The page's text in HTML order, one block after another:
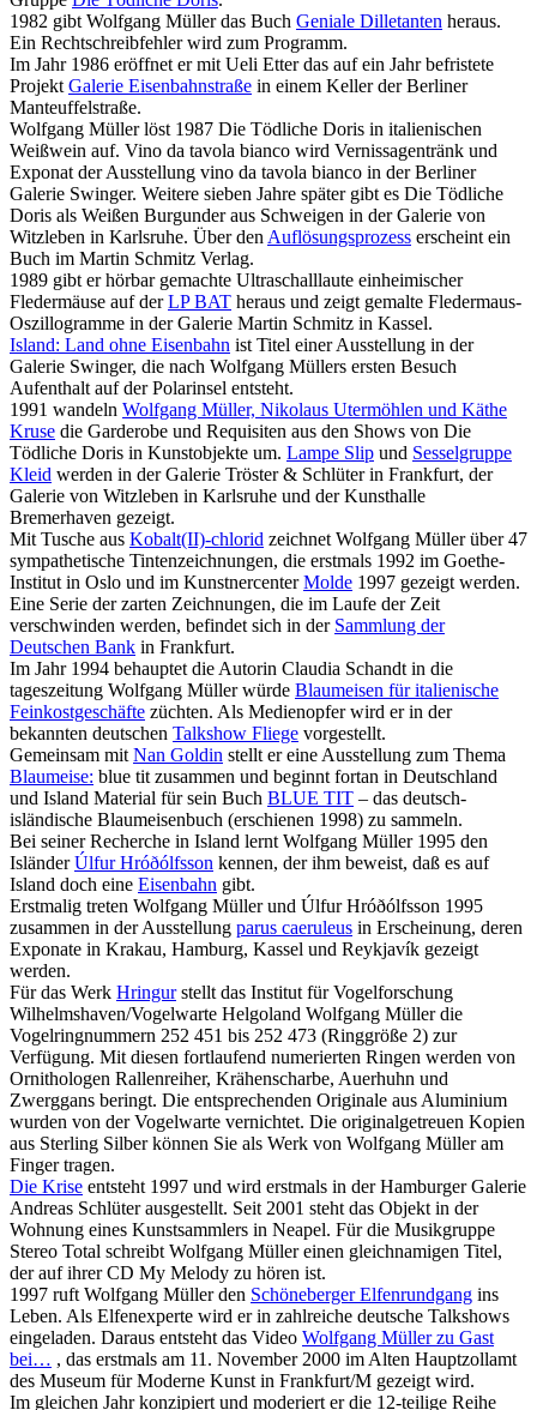
1982 gibt Wolfgang Müller das Buch Geniale Dilletanten heraus.
Ein Rechtschreibfehler wird zum Programm.
Im Jahr 1986 eröffnet er mit Ueli Etter das auf ein Jahr befristete
Projekt Galerie Eisenbahnstraße in einem Keller der Berliner
Manteuffelstraße.
Wolfgang Müller löst 1987 Die Tödliche Doris in italienischen
Weißwein auf. Vino da tavola bianco wird Vernissagentränk und
Exponat der Ausstellung vino da tavola bianco in der Berliner
Galerie Swinger. Weitere sieben Jahre später gibt es Die Tödliche
Doris als Weißen Burgunder aus Schweigen in der Galerie von
Witzleben in Karlsruhe. Über den Auflösungsprozess erscheint ein
Buch im Martin Schmitz Verlag.
1989 gibt er hörbar gemachte Ultraschalllaute einheimischer
Fledermäuse auf derLP BAT heraus und zeigt gemalte Fledermaus-
Oszillogramme in der Galerie Martin Schmitz in Kassel.
Island: Land ohne Eisenbahn ist Titel einer Ausstellung in der
Galerie Swinger, die nach Wolfgang Müllers ersten Besuch
Aufenthalt auf der Polarinsel entsteht.
1991 wandeln Wolfgang Müller, Nikolaus Utermöhlen und Käthe
Kruse die Garderobe und Requisiten aus den Shows von Die
Tödliche Doris in Kunstobjekte um. Lampe Slip und Sesselgruppe
Kleid werden in der Galerie Tröster & Schlüter in Frankfurt, der
Galerie von Witzleben in Karlsruhe und der Kunsthalle
Bremerhaven gezeigt.
Mit Tusche aus Kobalt(II)-chlorid zeichnet Wolfgang Müller über 47
sympathetische Tintenzeichnungen, die erstmals 1992 im Goethe-
Institut in Oslo und im KunstnercenterMolde 1997 gezeigt werden.
Eine Serie der zarten Zeichnungen, die im Laufe der Zeit
verschwinden werden, befindet sich in der Sammlung der
Deutschen Bank in Frankfurt.
Im Jahr 1994 behauptet die Autorin Claudia Schandt in die
tageszeitung Wolfgang Müller würde Blaumeisen für italienische
Feinkostgeschäfte züchten. Als Medienopfer wird er in der
bekannten deutschen Talkshow Fliege vorgestellt.
Gemeinsam mit Nan Goldin stellt er eine Ausstellung zum Thema
Blaumeise: blue tit zusammen und beginnt fortan in Deutschland
und Island Material für sein Buch BLUE TIT – das deutsch-
isländische Blaumeisenbuch (erschienen 1998) zu sammeln.
Bei seiner Recherche in Island lernt Wolfgang Müller 1995 den
IsländerÚlfur Hróðólfsson kennen, der ihm beweist, daß es auf
Island doch eine Eisenbahn gibt.
Erstmalig treten Wolfgang Müller und Úlfur Hróðólfsson 1995
zusammen in der Ausstellung parus caeruleus in Erscheinung, deren
Exponate in Krakau, Hamburg, Kassel und Reykjavík gezeigt
werden.
Für das Werk Hringurstellt das Institut für Vogelforschung
Wilhelmshaven/Vogelwarte Helgoland Wolfgang Müller die
Vogelringnummern 252 451 bis 252 473 (Ringgröße 2) zur
Verfügung. Mit diesen fortlaufend numerierten Ringen werden von
Ornithologen Rallenreiher, Krähenscharbe, Auerhuhn und
Zwerggans beringt. Die entsprechenden Originale aus Aluminium
wurden von der Vogelwarte vernichtet. Die originalgetreuen Kopien
aus Sterling Silber können Sie als Werk von Wolfgang Müller am
Finger tragen.
Die Krise entsteht 1997 und wird erstmals in der Hamburger Galerie
Andreas Schlüter ausgestellt. Seit 2001 steht das Objekt in der
Wohnung eines Kunstsammlers in Neapel. Für die Musikgruppe
Stereo Total schreibt Wolfgang Müller einen gleichnamigen Titel,
der auf ihrer CD My Melody zu hören ist.
1997 ruft Wolfgang Müller den Schöneberger Elfenrundgang ins
Leben. Als Elfenexperte wird er in zahlreiche deutsche Talkshows
eingeladen. Daraus entsteht das Video Wolfgang Müller zu Gast
bei… , das erstmals am 11. November 2000 im Alten Hauptzollamt
des Museum für Moderne Kunst in Frankfurt/M gezeigt wird.
Im gleichen Jahr konzipiert und moderiert er die 12-teilige Reihe